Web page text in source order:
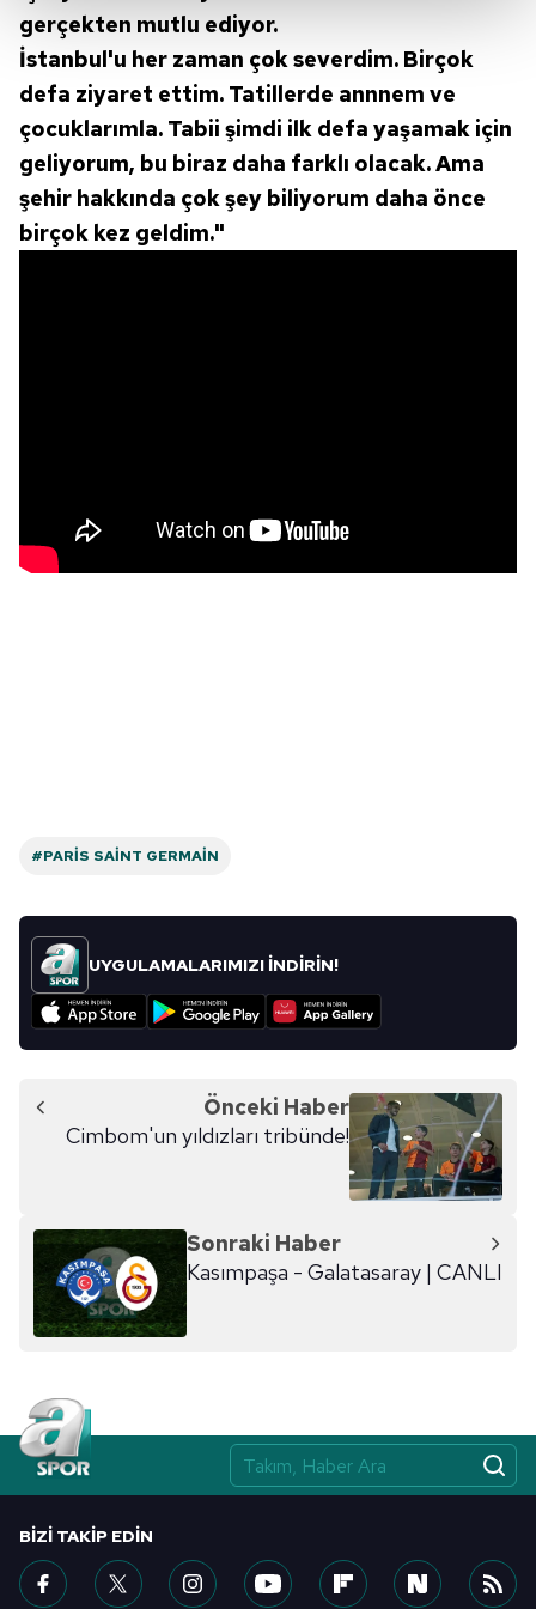
Her halükârda, kullanıcılar, bu çerezlere izin vermedikleri
takdirde, kullanıcılara hedefli reklamlar
gösterilmeyecektir."
Sizlere daha iyi bir hizmet sunabilmek için İnternet
Sitemizde kendimize ve üçüncü kişilere ait çerezler
kullanılmaktadır. Bu çerezler vasıtasıyla çeşitli kişisel
verileriniz işlenmekte olup gerekli olan çerezler bilgi
Metnimizi
ziyaret edebilirsiniz.
gerçekten mutlu ediyor.
İstanbul'u her zaman çok severdim. Birçok
defa ziyaret ettim. Tatillerde annnem ve
çocuklarımla. Tabii şimdi ilk defa yaşamak için
geliyorum, bu biraz daha farklı olacak. Ama
şehir hakkında çok şey biliyorum daha önce
birçok kez geldim."
#PARIS SAINT GERMAIN
UYGULAMALARIMIZI İNDİRİN!
Önceki Haber
Cimbom'un yıldızları tribünde!
Sonraki Haber
Kasımpaşa - Galatasaray | CANLI
BIZI TAKIP EDIN